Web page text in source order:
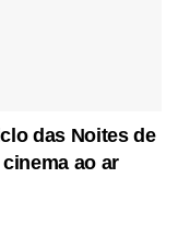
das Noites de
ao ar